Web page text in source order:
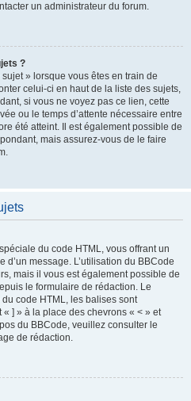
un administrateur du forum.
?
» lorsque vous êtes en train de
celui-ci en haut de la liste des sujets,
si vous ne voyez pas ce lien, cette
ou le temps d’attente nécessaire entre
été atteint. Il est également possible de
mais assurez-vous de le faire
du code HTML, vous offrant un
message. L’utilisation du BBCode
mais il vous est également possible de
le formulaire de rédaction. Le
code HTML, les balises sont
] » à la place des chevrons « < » et
du BBCode, veuillez consulter le
de rédaction.